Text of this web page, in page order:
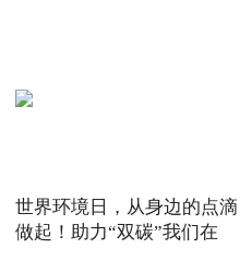
世界环境日，从身边的点滴
做起！助力“双碳”我们在